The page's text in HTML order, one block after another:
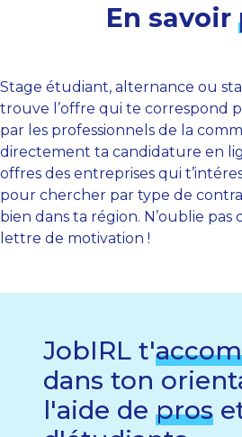
En savoir
Stage étudiant, alternance ou
trouve l’offre qui te correspond
par les professionnels de la
directement ta candidature en
offres des entreprises qui
pour chercher par type de
bien dans ta région. N’oublie
lettre de motivation !
JobIRL t'
dans ton
l'aide de pros